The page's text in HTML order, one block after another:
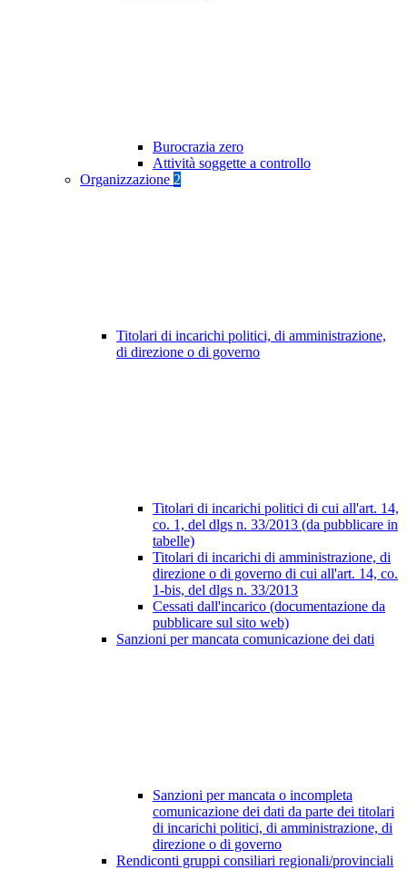
Burocrazia zero
Attività soggette a controllo
Organizzazione 2
Titolari di incarichi politici, di amministrazione,
di direzione o di governo
Titolari di incarichi politici di cui all'art. 14,
co. 1, del dlgs n. 33/2013 (da pubblicare in
tabelle)
Titolari di incarichi di amministrazione, di
direzione o di governo di cui all'art. 14, co.
1-bis, del dlgs n. 33/2013
Cessati dall'incarico (documentazione da
pubblicare sul sito web)
Sanzioni per mancata comunicazione dei dati
Sanzioni per mancata o incompleta
comunicazione dei dati da parte dei titolari
di incarichi politici, di amministrazione, di
direzione o di governo
Rendiconti gruppi consiliari regionali/provinciali